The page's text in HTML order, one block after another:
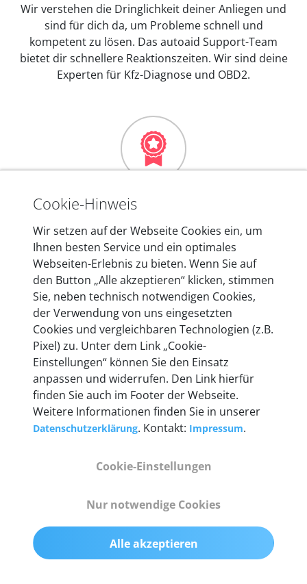
Wir verstehen die Dringlichkeit deiner Anliegen und
sind für dich da, um Probleme schnell und
kompetent zu lösen. Das autoaid Support-Team
bietet dir schnellere Reaktionszeiten. Wir sind deine
Experten für Kfz-Diagnose und OBD2.
Mehr als 10 Jahre Erfahrung
In den Kfz-Diagnosegeräten von autoaid stecken
mehr als 10 Jahre Erfahrung, und auch in Zukunft
entwickeln wir unsere Produkte am Standort in
Berlin laufend weiter. Auf diese Qualität vertrauen
heute mehr als 60.000 Privatkunden und
Unternehmen.
Technische Details &
Lieferumfang
Abmessungen
Gewicht
200 g
Cookie-Hinweis
Wir setzen auf der Webseite Cookies ein, um
Ihnen besten Service und ein optimales
Webseiten-Erlebnis zu bieten. Wenn Sie auf
den Button „Alle akzeptieren“ klicken, stimmen
Sie, neben technisch notwendigen Cookies,
der Verwendung von uns eingesetzten
Cookies und vergleichbaren Technologien (z.B.
Pixel) zu. Unter dem Link „Cookie-
Einstellungen“ können Sie den Einsatz
anpassen und widerrufen. Den Link hierfür
finden Sie auch im Footer der Webseite.
Weitere Informationen finden Sie in unserer
Datenschutzerklärung. Kontakt: Impressum.
Cookie-Einstellungen
Nur notwendige Cookies
Alle akzeptieren